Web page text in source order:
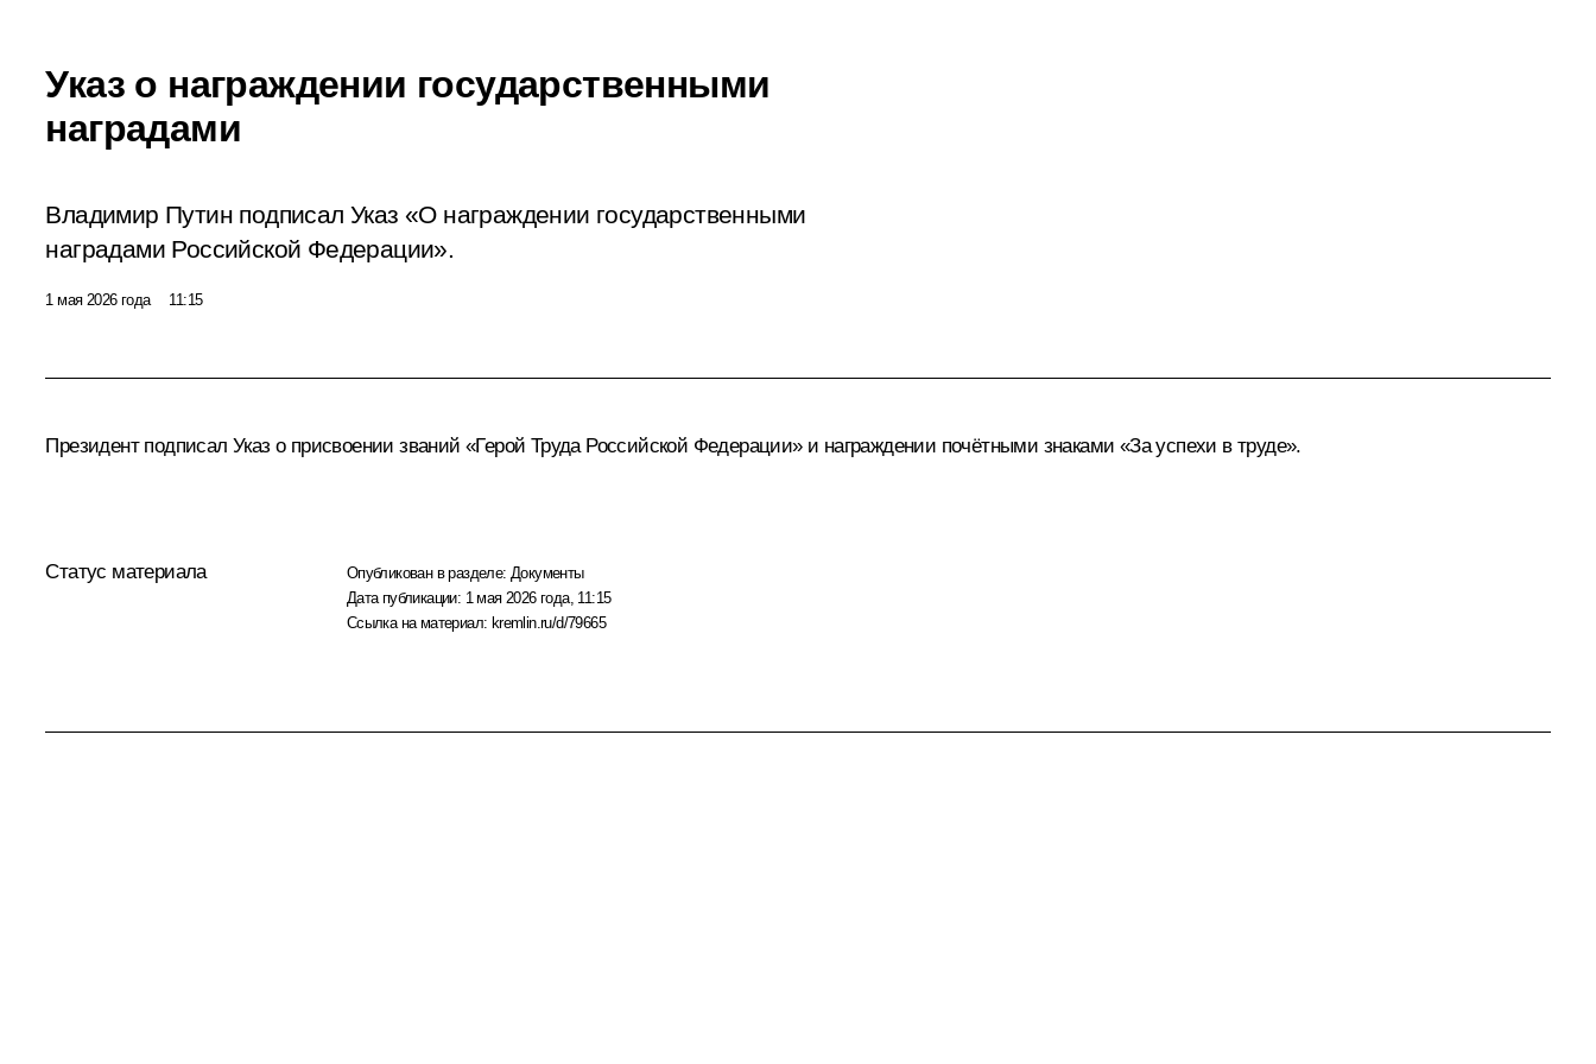
Указ о награждении государственными
наградами
Владимир Путин подписал Указ «О награждении государственными
наградами Российской Федерации».
1 мая 2026 года 11:15
Президент подписал Указ о присвоении званий «Герой Труда Российской Федерации» и награждении почётными знаками «За успехи в труде».
Статус материала Опубликован в разделе: Документы
Дата публикации: 1 мая 2026 года, 11:15
Ссылка на материал: kremlin.ru/d/79665